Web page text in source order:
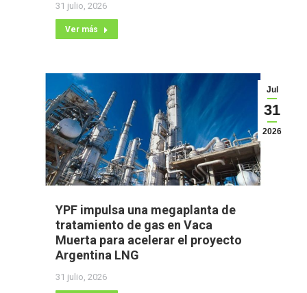
31 julio, 2026
Ver más
Jul
31
2026
YPF impulsa una megaplanta de
tratamiento de gas en Vaca
Muerta para acelerar el proyecto
Argentina LNG
31 julio, 2026